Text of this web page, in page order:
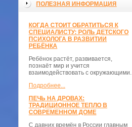
ПОЛЕЗНАЯ ИНФОРМАЦИЯ
КОГДА СТОИТ ОБРАТИТЬСЯ К
СПЕЦИАЛИСТУ: РОЛЬ ДЕТСКОГО
ПСИХОЛОГА В РАЗВИТИИ
РЕБЁНКА
Ребёнок растёт, развивается,
познаёт мир и учится
взаимодействовать с окружающими.
Подробнее...
ПЕЧЬ НА ДРОВАХ:
ТРАДИЦИОННОЕ ТЕПЛО В
СОВРЕМЕННОМ ДОМЕ
С давних времён в России главным